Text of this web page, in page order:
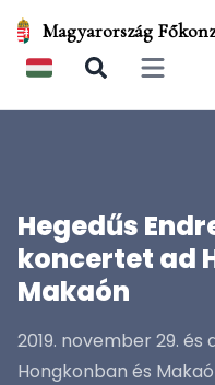
Magyarország
Open
Hegedűs
koncertet ad
Makaón
2019. november 29.
Hongkonban és